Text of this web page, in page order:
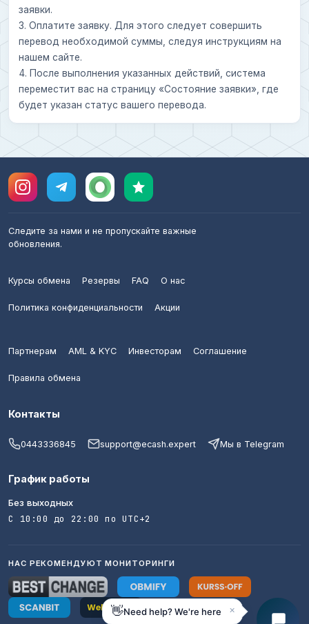
заявки.
3. Оплатите заявку. Для этого следует совершить
перевод необходимой суммы, следуя инструкциям на
нашем сайте.
4. После выполнения указанных действий, система
переместит вас на страницу «Состояние заявки», где
будет указан статус вашего перевода.
Следите за нами и не пропускайте важные
обновления.
Курсы обмена Резервы FAQ О нас
Политика конфиденциальности Акции
Партнерам AML & KYC Инвесторам Соглашение
Правила обмена
Контакты
0443336845 support@ecash.expert Мы в Telegram
График работы
Без выходных
С 10:00 до 22:00 по UTC+2
НАС РЕКОМЕНДУЮТ МОНИТОРИНГИ
👋Need help? We're here ×